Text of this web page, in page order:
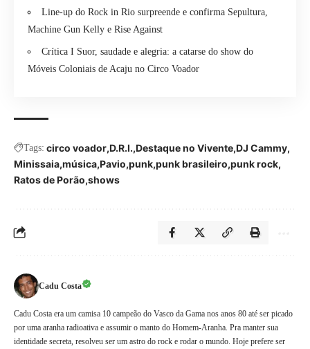
Line-up do Rock in Rio surpreende e confirma Sepultura,
Machine Gun Kelly e Rise Against
Crítica I Suor, saudade e alegria: a catarse do show do
Móveis Coloniais de Acaju no Circo Voador
Tags: circo voador D.R.I. Destaque no Vivente DJ Cammy
Minissaia música Pavio punk punk brasileiro punk rock
Ratos de Porão shows
Cadu Costa
Cadu Costa era um camisa 10 campeão do Vasco da Gama nos anos 80 até ser picado
por uma aranha radioativa e assumir o manto do Homem-Aranha. Pra manter sua
identidade secreta, resolveu ser um astro do rock e rodar o mundo. Hoje prefere ser